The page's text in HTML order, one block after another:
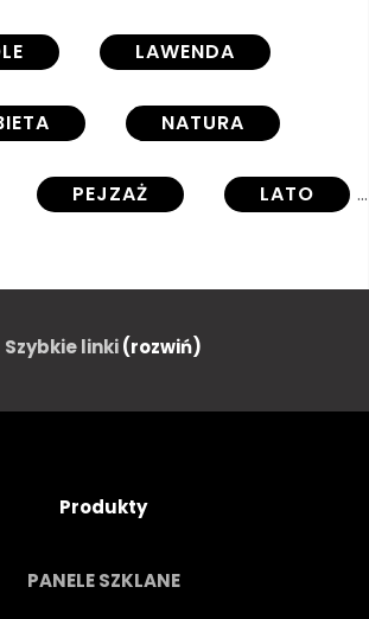
LAWENDA
NATURA
PEJZAŻ LATO
PIĘKNY
FIOLETOWY
Szybkie linki(rozwiń)
Produkty
PANELE SZKLANE